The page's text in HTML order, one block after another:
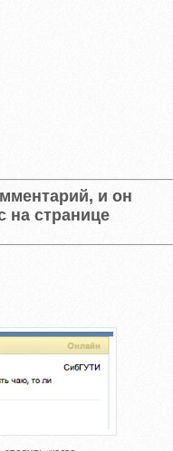
и он
на странице